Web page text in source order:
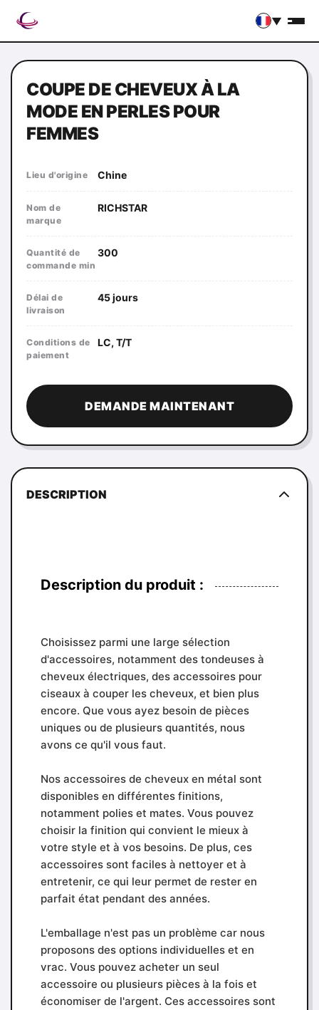
▼
COUPE DE CHEVEUX À LA
MODE EN PERLES POUR
FEMMES
Lieu d'origine Chine
Nom de
marque
RICHSTAR
Quantité de
commande min
300
Délai de
livraison
45 jours
Conditions de
paiement
LC, T/T
DEMANDE MAINTENANT
DESCRIPTION
Description du produit :
Choisissez parmi une large sélection
d'accessoires, notamment des tondeuses à
cheveux électriques, des accessoires pour
ciseaux à couper les cheveux, et bien plus
encore. Que vous ayez besoin de pièces
uniques ou de plusieurs quantités, nous
avons ce qu'il vous faut.
Nos accessoires de cheveux en métal sont
disponibles en différentes finitions,
notamment polies et mates. Vous pouvez
choisir la finition qui convient le mieux à
votre style et à vos besoins. De plus, ces
accessoires sont faciles à nettoyer et à
entretenir, ce qui leur permet de rester en
parfait état pendant des années.
L'emballage n'est pas un problème car nous
proposons des options individuelles et en
vrac. Vous pouvez acheter un seul
accessoire ou plusieurs pièces à la fois et
économiser de l'argent. Ces accessoires sont